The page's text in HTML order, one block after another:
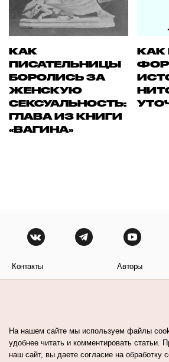
КАК
ПИСАТЕЛЬНИЦЫ
БОРОЛИСЬ ЗА
ЖЕНСКУЮ
СЕКСУАЛЬНОСТЬ:
ГЛАВА ИЗ КНИГИ
«ВАГИНА»
КАК
Контакты Авторы
На нашем сайте мы используем файлы
удобнее читать и комментировать статьи.
наш сайт, вы даете согласие на обработку